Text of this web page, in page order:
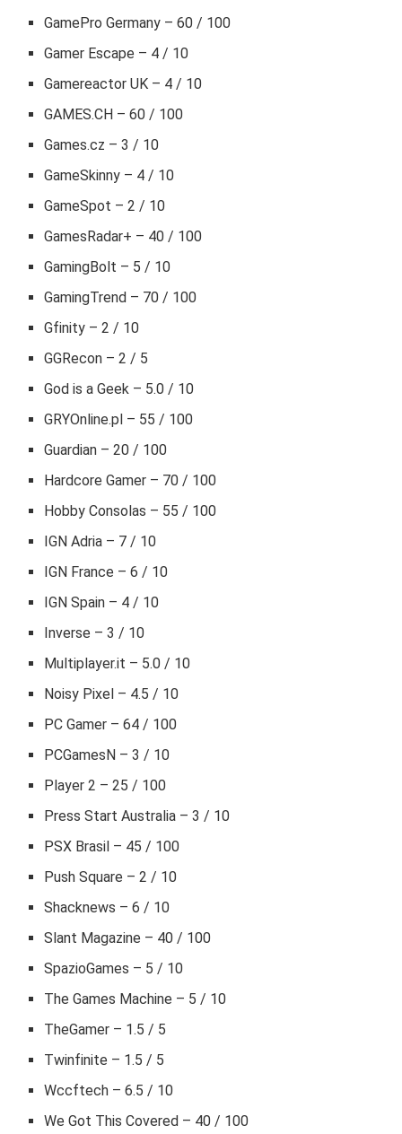
GamePro Germany – 60 / 100
Gamer Escape – 4 / 10
Gamereactor UK – 4 / 10
GAMES.CH – 60 / 100
Games.cz – 3 / 10
GameSkinny – 4 / 10
GameSpot – 2 / 10
GamesRadar+ – 40 / 100
GamingBolt – 5 / 10
GamingTrend – 70 / 100
Gfinity – 2 / 10
GGRecon – 2 / 5
God is a Geek – 5.0 / 10
GRYOnline.pl – 55 / 100
Guardian – 20 / 100
Hardcore Gamer – 70 / 100
Hobby Consolas – 55 / 100
IGN Adria – 7 / 10
IGN France – 6 / 10
IGN Spain – 4 / 10
Inverse – 3 / 10
Multiplayer.it – 5.0 / 10
Noisy Pixel – 4.5 / 10
PC Gamer – 64 / 100
PCGamesN – 3 / 10
Player 2 – 25 / 100
Press Start Australia – 3 / 10
PSX Brasil – 45 / 100
Push Square – 2 / 10
Shacknews – 6 / 10
Slant Magazine – 40 / 100
SpazioGames – 5 / 10
The Games Machine – 5 / 10
TheGamer – 1.5 / 5
Twinfinite – 1.5 / 5
Wccftech – 6.5 / 10
We Got This Covered – 40 / 100